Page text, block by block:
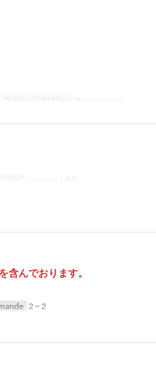
Catégorie de Siège Private room
counter, table
んでおります。
2 ~ 2